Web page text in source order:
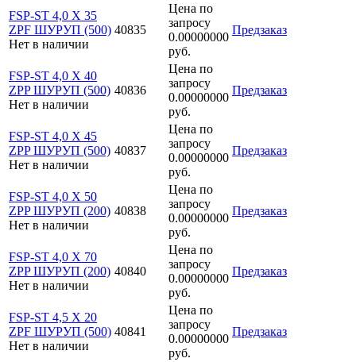
FSP-ST 4,0 X 35
ZPF ШУРУП (500)
Нет в наличии
40835
Цена по
запросу
0.00000000
руб.
Предзаказ
FSP-ST 4,0 X 40
ZPP ШУРУП (500)
Нет в наличии
40836
Цена по
запросу
0.00000000
руб.
Предзаказ
FSP-ST 4,0 X 45
ZPP ШУРУП (500)
Нет в наличии
40837
Цена по
запросу
0.00000000
руб.
Предзаказ
FSP-ST 4,0 X 50
ZPP ШУРУП (200)
Нет в наличии
40838
Цена по
запросу
0.00000000
руб.
Предзаказ
FSP-ST 4,0 X 70
ZPP ШУРУП (200)
Нет в наличии
40840
Цена по
запросу
0.00000000
руб.
Предзаказ
FSP-ST 4,5 X 20
ZPF ШУРУП (500)
Нет в наличии
40841
Цена по
запросу
0.00000000
руб.
Предзаказ